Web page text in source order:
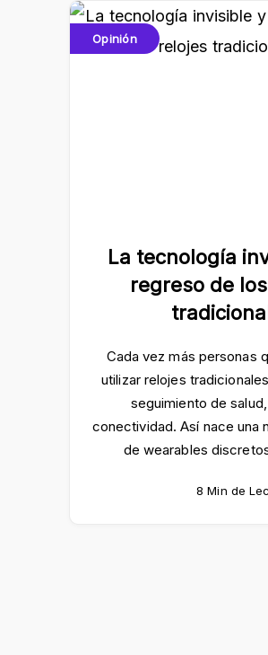
Opinión
La tecnología
regreso de
Cada vez más personas
utilizar relojes
seguimiento de
conectividad. Así nace una
de wearables
8 Min de